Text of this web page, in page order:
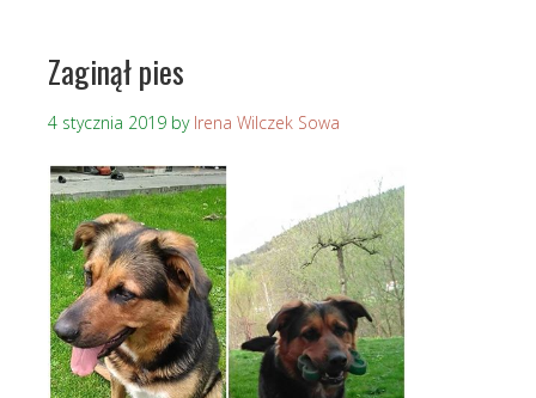
Zaginął pies
4 stycznia 2019 by Irena Wilczek Sowa